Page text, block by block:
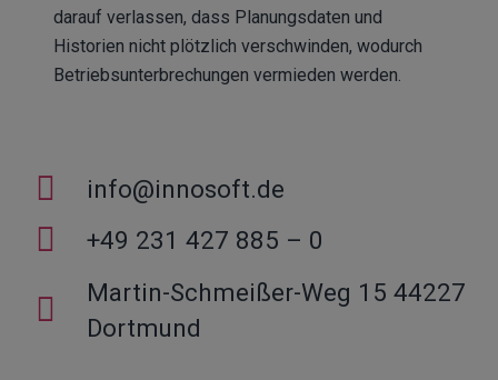
darauf verlassen, dass Planungsdaten und
Historien nicht plötzlich verschwinden, wodurch
Betriebsunterbrechungen vermieden werden.
info@innosoft.de
+49 231 427 885 – 0
Martin-Schmeißer-Weg 15 44227
Dortmund